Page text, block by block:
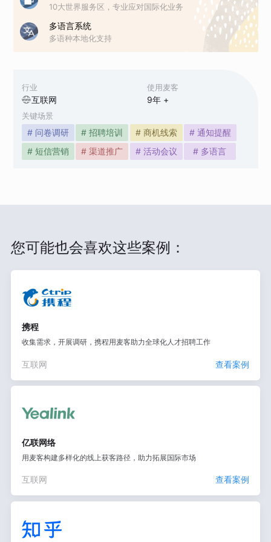
行业
互联网
使用麦客
9年 +
关键场景
# 问卷调研 # 招聘培训 # 商机线索
# 通知提醒
# 短信营销
# 渠道推广 # 活动会议 # 多语言
10大世界服务区，专业应对国际化业务
多语言系统
多语种本地化支持
您可能也会喜欢这些案例：
携程
收集需求，开展调研，携程用麦客助力全球化人才招聘工作
互联网 查看案例
亿联网络
用麦客构建多样化的线上获客路径，助力拓展国际市场
互联网 查看案例